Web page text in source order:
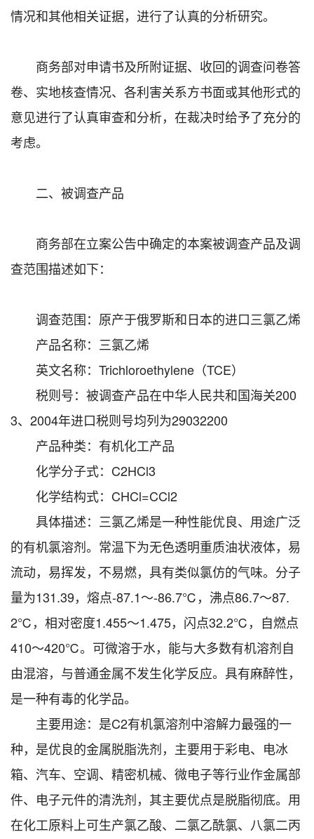
情况和其他相关证据，进行了认真的分析研究。
商务部对申请书及所附证据、收回的调查问卷答
卷、实地核查情况、各利害关系方书面或其他形式的
意见进行了认真审查和分析，在裁决时给予了充分的
考虑。
二、被调查产品
商务部在立案公告中确定的本案被调查产品及调
查范围描述如下：
调查范围：原产于俄罗斯和日本的进口三氯乙烯
产品名称：三氯乙烯
英文名称：Trichloroethylene（TCE）
税则号：被调查产品在中华人民共和国海关200
3、2004年进口税则号均列为29032200
产品种类：有机化工产品
化学分子式：C2HCl3
化学结构式：CHCl=CCl2
具体描述：三氯乙烯是一种性能优良、用途广泛
的有机氯溶剂。常温下为无色透明重质油状液体，易
流动，易挥发，不易燃，具有类似氯仿的气味。分子
量为131.39，熔点-87.1～-86.7℃，沸点86.7～87.
2℃，相对密度1.455～1.475，闪点32.2℃，自燃点
410～420℃。可微溶于水，能与大多数有机溶剂自
由混溶，与普通金属不发生化学反应。具有麻醉性，
是一种有毒的化学品。
主要用途：是C2有机氯溶剂中溶解力最强的一
种，是优良的金属脱脂洗剂，主要用于彩电、电冰
箱、汽车、空调、精密机械、微电子等行业作金属部
件、电子元件的清洗剂，其主要优点是脱脂彻底。用
在化工原料上可生产氯乙酸、二氯乙酰氯、八氯二丙